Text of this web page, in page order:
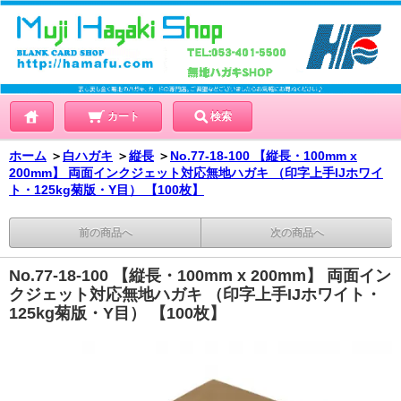
カート 検索
ホーム ＞ 白ハガキ ＞縦長 ＞ No.77-18-100 【縦長・100mm x
200mm】 両面インクジェット対応無地ハガキ （印字上手IJホワイ
ト・125kg菊版・Y目） 【100枚】
前の商品へ 次の商品へ
No.77-18-100 【縦長・100mm x 200mm】 両面イン
クジェット対応無地ハガキ （印字上手IJホワイト・
125kg菊版・Y目） 【100枚】